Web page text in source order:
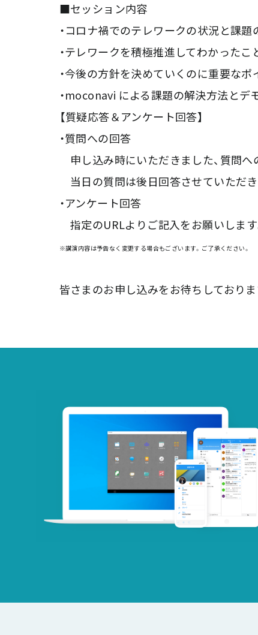
■セッション内容
・コロナ禍でのテレワークの状況と課題
・テレワークを積極推進してわかったこ
・今後の方針を決めていくのに重要なポ
・moconavi による課題の解決方法とデ
【質疑応答＆アンケート回答】
・質問への回答
申し込み時にいただきました、質問へ
当日の質問は後日回答させていただき
・アンケート回答
指定のURLよりご記入をお願いします
※講演内容は予告なく変更する場合もございます。ご了承ください。
皆さまのお申し込みをお待ちしておりま